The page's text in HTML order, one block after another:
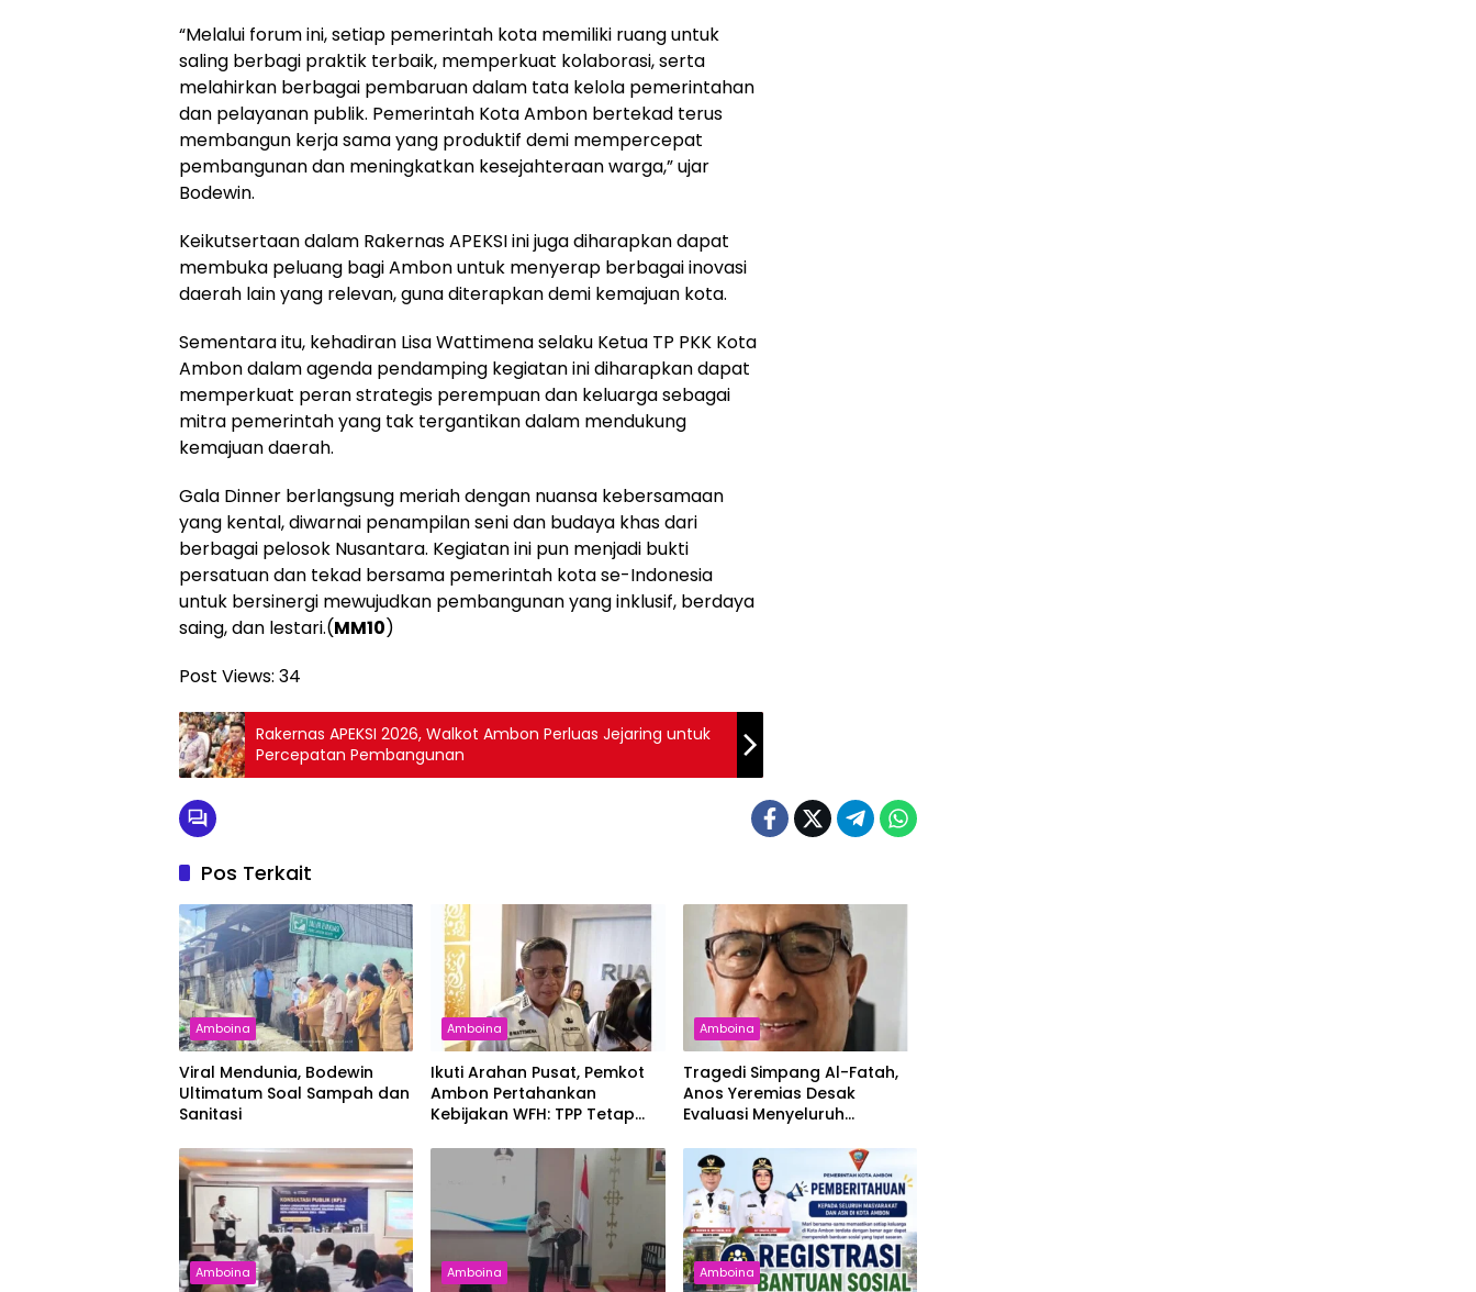
“Melalui forum ini, setiap pemerintah kota memiliki ruang untuk
saling berbagi praktik terbaik, memperkuat kolaborasi, serta
melahirkan berbagai pembaruan dalam tata kelola pemerintahan
dan pelayanan publik. Pemerintah Kota Ambon bertekad terus
membangun kerja sama yang produktif demi mempercepat
pembangunan dan meningkatkan kesejahteraan warga,” ujar
Bodewin.
Keikutsertaan dalam Rakernas APEKSI ini juga diharapkan dapat
membuka peluang bagi Ambon untuk menyerap berbagai inovasi
daerah lain yang relevan, guna diterapkan demi kemajuan kota.
Sementara itu, kehadiran Lisa Wattimena selaku Ketua TP PKK Kota
Ambon dalam agenda pendamping kegiatan ini diharapkan dapat
memperkuat peran strategis perempuan dan keluarga sebagai
mitra pemerintah yang tak tergantikan dalam mendukung
kemajuan daerah.
Gala Dinner berlangsung meriah dengan nuansa kebersamaan
yang kental, diwarnai penampilan seni dan budaya khas dari
berbagai pelosok Nusantara. Kegiatan ini pun menjadi bukti
persatuan dan tekad bersama pemerintah kota se-Indonesia
untuk bersinergi mewujudkan pembangunan yang inklusif, berdaya
saing, dan lestari.(MM10)
Post Views: 34
Rakernas APEKSI 2026, Walkot Ambon Perluas Jejaring untuk
Percepatan Pembangunan
Pos Terkait
Amboina
Viral Mendunia, Bodewin
Ultimatum Soal Sampah dan
Sanitasi
Amboina
Ikuti Arahan Pusat, Pemkot
Ambon Pertahankan
Kebijakan WFH: TPP Tetap
Amboina
Tragedi Simpang Al-Fatah,
Anos Yeremias Desak
Evaluasi Menyeluruh
Amboina Amboina Amboina